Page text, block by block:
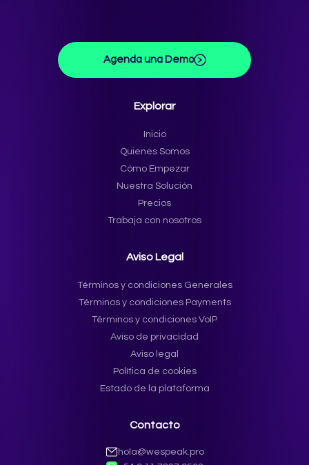
Agenda una Demo
Explorar
Inicio
Quienes Somos
Cómo Empezar
Nuestra Solución
Precios
Trabaja con nosotros
Aviso Legal
Términos y condiciones Generales
Términos y condiciones Payments
Términos y condiciones VoIP
Aviso de privacidad
Aviso legal
Política de cookies
Estado de la plataforma
Contacto
hola@wespeak.pro